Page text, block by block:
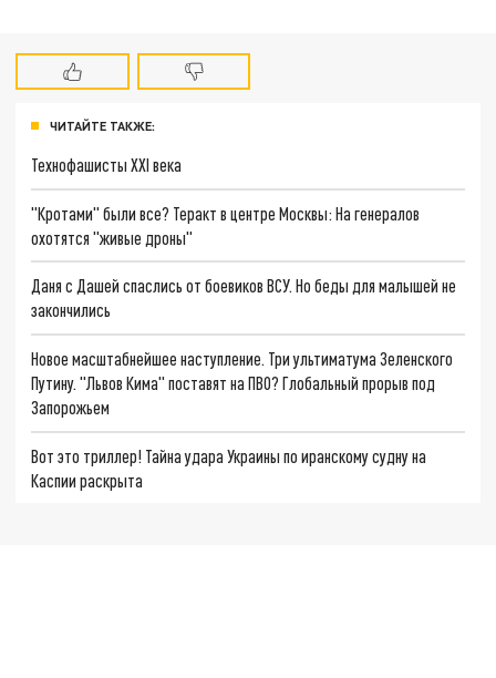
ЧИТАЙТЕ ТАКЖЕ:
Технофашисты XXI века
"Кротами" были все? Теракт в центре Москвы: На генералов
охотятся "живые дроны"
Даня с Дашей спаслись от боевиков ВСУ. Но беды для малышей не
закончились
Новое масштабнейшее наступление. Три ультиматума Зеленского
Путину. "Львов Кима" поставят на ПВО? Глобальный прорыв под
Запорожьем
Вот это триллер! Тайна удара Украины по иранскому судну на
Каспии раскрыта